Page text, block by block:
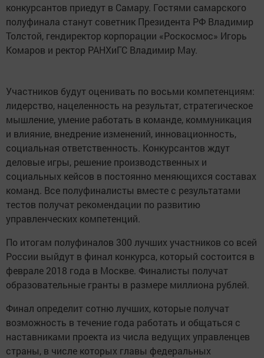
конкурсантов приедут в Самару. Гостями самарского
полуфинала станут советник Президента РФ Владимир
Толстой, гендиректор корпорации «Роскосмос» Игорь
Комаров и ректор РАНХиГС Владимир Мау.
Участников будут оценивать по восьми компетенциям:
лидерство, нацеленность на результат, стратегическое
мышление, умение работать в команде, коммуникация
и влияние, внедрение изменений, инновационность,
социальная ответственность. Конкурсантов ждут
деловые игры, решение производственных и
социальных кейсов в постоянно меняющихся составах
команд. Все полуфиналисты вместе с результатами
тестов получат рекомендации по развитию
управленческих компетенций.
По итогам полуфиналов 300 лучших участников со всей
России выйдут в финал конкурса, который состоится в
феврале 2018 года в Москве. Финалисты получат
образовательные гранты в размере миллиона рублей.
Финал определит сотню лучших, которые получат
возможность в течение года работать и общаться с
наставниками проекта из числа ведущих управленцев
страны, в числе которых главы федеральных